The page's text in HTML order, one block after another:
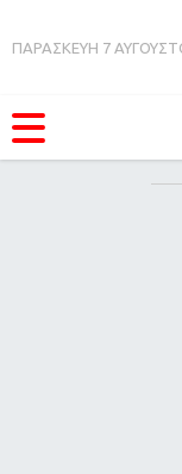
ΠΑΡΑΣΚΕΥΗ 7